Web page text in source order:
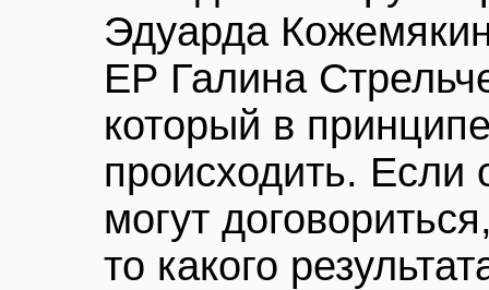
Эдуарда
ЕР Галина
который в
происходить. Если
могут
то какого